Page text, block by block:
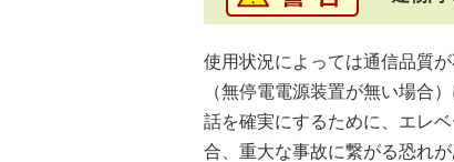
使用状況によっては通信品質
（無停電電源装置が無い場合
話を確実にするために、エレ
合、重大な事故に繋がる恐れが